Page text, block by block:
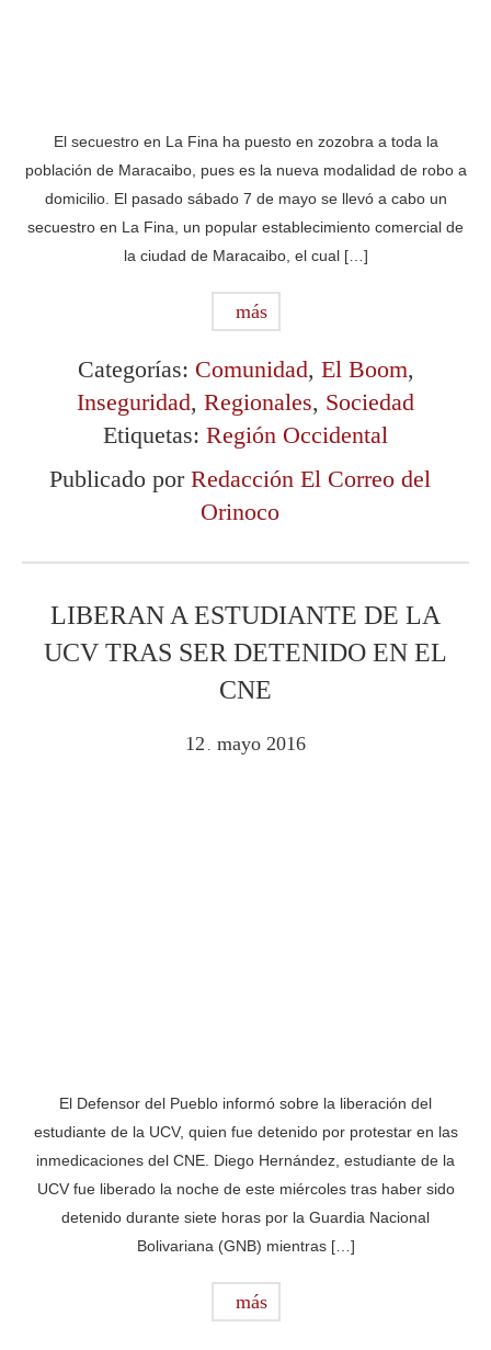
El secuestro en La Fina ha puesto en zozobra a toda la
población de Maracaibo, pues es la nueva modalidad de robo a
domicilio. El pasado sábado 7 de mayo se llevó a cabo un
secuestro en La Fina, un popular establecimiento comercial de
la ciudad de Maracaibo, el cual […]
más
Categorías: Comunidad, El Boom,
Inseguridad, Regionales, Sociedad
Etiquetas: Región Occidental
Publicado por Redacción El Correo del
Orinoco
LIBERAN A ESTUDIANTE DE LA
UCV TRAS SER DETENIDO EN EL
CNE
12 . mayo 2016
El Defensor del Pueblo informó sobre la liberación del
estudiante de la UCV, quien fue detenido por protestar en las
inmedicaciones del CNE. Diego Hernández, estudiante de la
UCV fue liberado la noche de este miércoles tras haber sido
detenido durante siete horas por la Guardia Nacional
Bolivariana (GNB) mientras […]
más